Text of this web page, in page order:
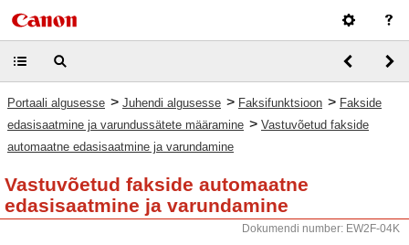
Portaali algusesse > Juhendi algusesse > Faksifunktsioon > Fakside
edasisaatmine ja varundussätete määramine > Vastuvõetud fakside
automaatne edasisaatmine ja varundamine
Vastuvõetud fakside automaatne
edasisaatmine ja varundamine
Dokumendi number: EW2F-04K